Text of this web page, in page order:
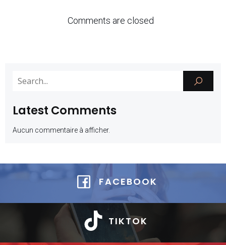
Comments are closed
Latest Comments
Aucun commentaire à afficher.
FACEBOOK
TIKTOK